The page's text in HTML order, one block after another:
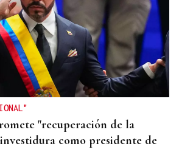
entre dos coches en la
de Outariz
"recuperación de la
como presidente de